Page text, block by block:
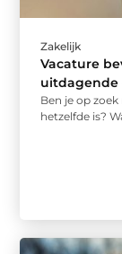
Zakelijk
Vacature
uitdagende
Ben je op
hetzelfde is?